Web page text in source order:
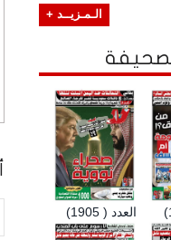
الـمـزيــد +
العدد ( 1905)